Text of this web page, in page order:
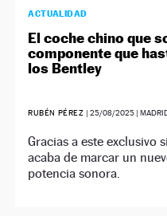
ACTUALIDAD
El coche chino que
componente que
los Bentley
RUBÉN PÉREZ |25/08/2025 |
Gracias a este exclusivo
acaba de marcar un
potencia sonora.